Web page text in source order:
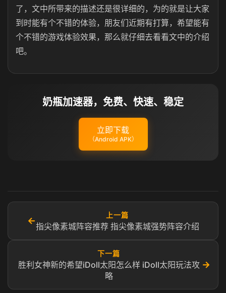
了，文中所带来的描述还是很详细的，为的就是让大家
到时能有个不错的体验，朋友们近期有打算，希望能有
个不错的游戏体验效果，那么就仔细去看看文中的介绍
吧。
奶瓶加速器，免费、快速、稳定
立即下载
（Android APK）
←
上一篇
指尖像素城阵容推荐 指尖像素城强势阵容介绍
下一篇
胜利女神新的希望iDoll太阳怎么样 iDoll太阳玩法攻
略
→